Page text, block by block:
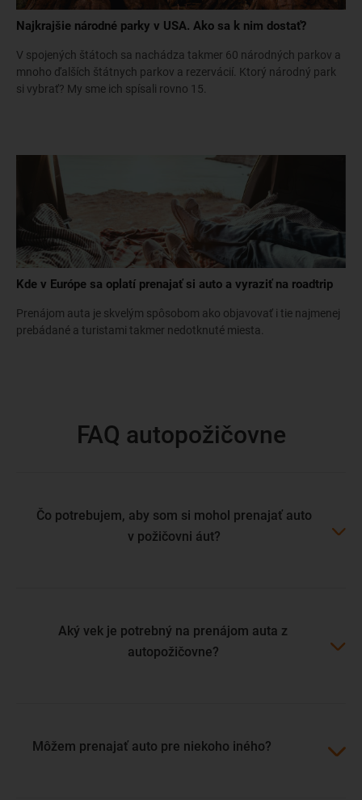
Najkrajšie národné parky v USA. Ako sa k nim dostať?
V spojených štátoch sa nachádza takmer 60 národných parkov a
mnoho ďalších štátnych parkov a rezervácií. Ktorý národný park
si vybrať? My sme ich spísali rovno 15.
Kde v Európe sa oplatí prenajať si auto a vyraziť na roadtrip
Prenájom auta je skvelým spôsobom ako objavovať i tie najmenej
prebádané a turistami takmer nedotknuté miesta.
FAQ autopožičovne
Čo potrebujem, aby som si mohol prenajať auto
v požičovni áut?
Aký vek je potrebný na prenájom auta z
autopožičovne?
Môžem prenajať auto pre niekoho iného?